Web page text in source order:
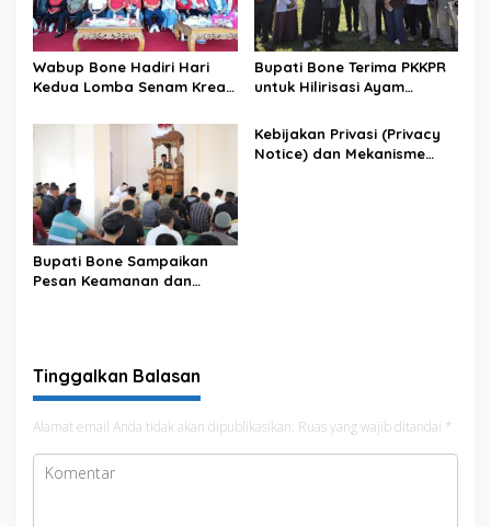
Wabup Bone Hadiri Hari
Kedua Lomba Senam Kreasi
Bupati Bone Terima PKKPR
untuk Hilirisasi Ayam
Bupati Bone Sampaikan
Pesan Keamanan dan
Kebijakan Privasi (Privacy
Notice) dan Mekanisme
Tinggalkan Balasan
Alamat email Anda tidak akan dipublikasikan. Ruas yang wajib ditandai *